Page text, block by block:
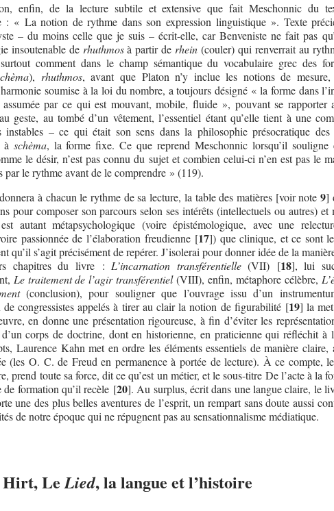
enfin, de la lecture subtile et extensive que fait Meschonnic du
: « La notion de rythme dans son expression linguistique ». Texte
– du moins celle que je suis – écrit-elle, car Benveniste ne fait pas
insoutenable de rhuthmosà partir derhein (couler) qui renverrait au
comment dans le champ sémantique du vocabulaire grec des
), rhuthmos, avant que Platon n’y inclue les notions de mesure,
soumise à la loi du nombre, a toujours désigné « la forme dans
assumée par ce qui est mouvant, mobile, fluide », pouvant se rapporter
geste, au tombé d’un vêtement, l’essentiel étant qu’elle tient à une
instables – ce qui était son sens dans la philosophie présocratique des
à schèma, la forme fixe. Ce que reprend Meschonnic lorsqu’il souligne
le désir, n’est pas connu du sujet et combien celui-ci n’en est pas le
par le rythme avant de le comprendre » (119).
à chacun le rythme de sa lecture, la table des matières [voir note9]
pour composer son parcours selon ses intérêts (intellectuels ou autres) et
autant métapsychologique (voire épistémologique, avec une
passionnée de l’élaboration freudienne[17]) que clinique, et ce sont
qu’il s’agit précisément de repérer. J’isolerai pour donner idée de la
chapitres du livre :L’incarnation transférentielle(VII) [18], lui
Le traitement de l’agir transférentiel(VIII), enfin, métaphore célèbre,
(conclusion), pour souligner que l’ouvrage issu d’un
de congressistes appelés à tirer au clair la notion de figurabilité[19] la
en donne une présentation rigoureuse, à fin d’éviter les
corps de doctrine, dont en historienne, en praticienne qui réfléchit à
Laurence Kahn met en ordre les éléments essentiels de manière claire,
(les O. C. de Freud en permanence à portée de lecture). À ce compte,
prend toute sa force, dit ce qu’est un métier, et le sous-titre De l’acte à la
de formation qu’il recèle [20]. Au surplus, écrit dans une langue claire, le
une des plus belles aventures de l’esprit, un rempart sans doute aussi
de notre époque qui ne répugnent pas au sensationnalisme médiatique.
Hirt, LeLied, la langue et l’histoire